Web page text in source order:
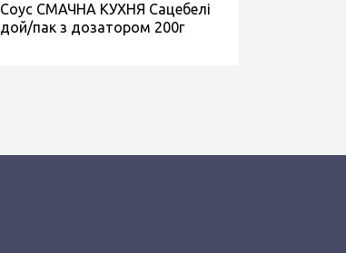
Соус СМАЧНА КУХНЯ Сацебелі
дой/пак з дозатором 200г